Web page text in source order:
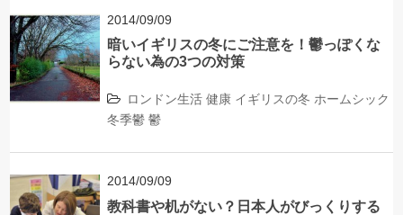
2014/09/09
暗いイギリスの冬にご注意を！鬱っぽくな
らない為の3つの対策
ロンドン生活 健康 イギリスの冬 ホームシック
冬季鬱 鬱
2014/09/09
教科書や机がない？日本人がびっくりする